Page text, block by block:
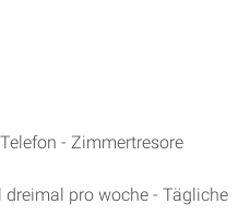
- Zimmertresore
pro woche - Tägliche